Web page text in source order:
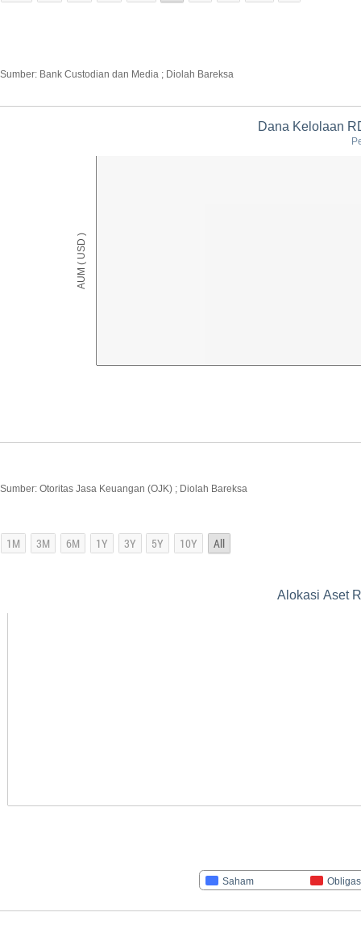
Sumber: Bank Custodian dan Media ; Diolah Bareksa
AUM ( USD )
Dana Kelolaan
Sumber: Otoritas Jasa Keuangan (OJK) ; Diolah Bareksa
Alokasi Aset
Saham